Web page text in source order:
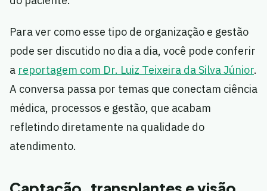
Para ver como esse tipo de organização e gestão
pode ser discutido no dia a dia, você pode conferir
a reportagem com Dr. Luiz Teixeira da Silva Júnior.
A conversa passa por temas que conectam ciência
médica, processos e gestão, que acabam
refletindo diretamente na qualidade do
atendimento.